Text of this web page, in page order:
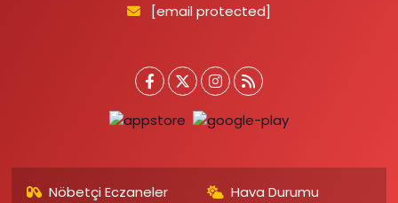
[email protected]
Nöbetçi Eczaneler Hava Durumu